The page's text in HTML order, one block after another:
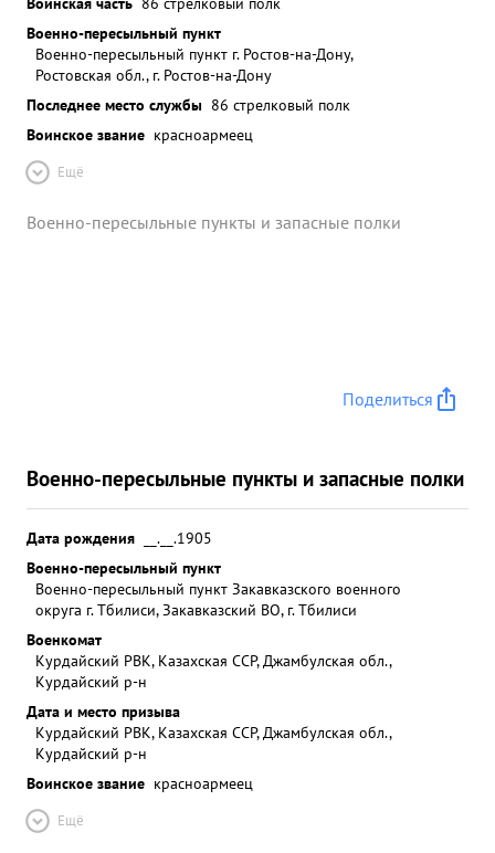
Военно-пересыльный пункт
Военно-пересыльный пункт г. Ростов-на-Дону,
Ростовская обл., г. Ростов-на-Дону
Последнее место службы 86 стрелковый полк
Воинское звание красноармеец
Ещё
Военно-пересыльные пункты и запасные полки
Поделиться
Военно-пересыльные пункты и запасные полки
Дата рождения
__.__.1905
Военно-пересыльный пункт
Военно-пересыльный пункт Закавказского военного
округа г. Тбилиси, Закавказский ВО, г. Тбилиси
Военкомат
Курдайский РВК, Казахская ССР, Джамбулская обл.,
Курдайский р-н
Дата и место призыва
Курдайский РВК, Казахская ССР, Джамбулская обл.,
Курдайский р-н
Воинское звание красноармеец
Ещё